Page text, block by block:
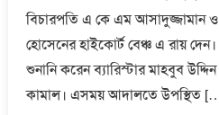
বিচারপতি এ কে এম আসাদুজ্জামান
হোসেনের হাইকোর্ট বেঞ্চ এ রায়
শুনানি করেন ব্যারিস্টার মাহবুব
কামাল। এসময় আদালতে উপস্থিত